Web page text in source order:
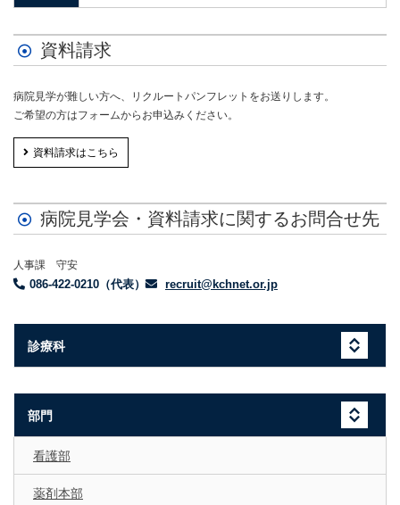
資料請求
病院見学が難しい方へ、リクルートパンフレットをお送りします。
ご希望の方はフォームからお申込みください。
資料請求はこちら
病院見学会・資料請求に関するお問合せ先
人事課 守安
086-422-0210（代表） recruit@kchnet.or.jp
診療科
部門
看護部
薬剤本部